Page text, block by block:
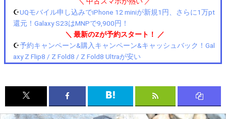
☪️UQモバイル申し込みでiPhone 12 miniが新規1円、さらに1万pt
還元！Galaxy S23はMNPで9,900円！
＼ 最新のZが予約スタート！ ／
☪️予約キャンペーン&購入キャンペーン&キャッシュバック！Gal
axy Z Flip8 / Z Fold8 / Z Fold8 Ultraが安い